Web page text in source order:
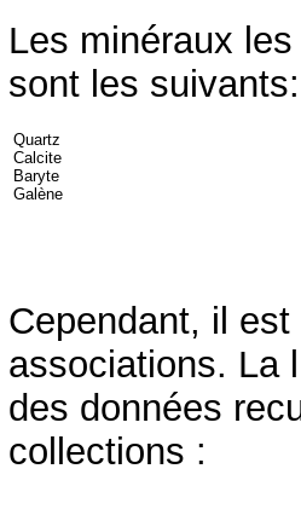
Les minéraux
sont les suivants:
Quartz
Calcite
Baryte
Galène
Cependant, il
associations. La
des données
collections :